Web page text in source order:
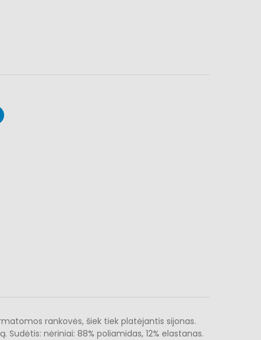
rankovės, šiek tiek platėjantis sijonas.
nėriniai: 88% poliamidas, 12% elastanas.